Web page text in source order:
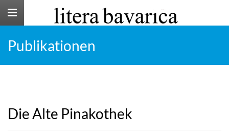
Toggle
Publikationen
Die Alte Pinakothek